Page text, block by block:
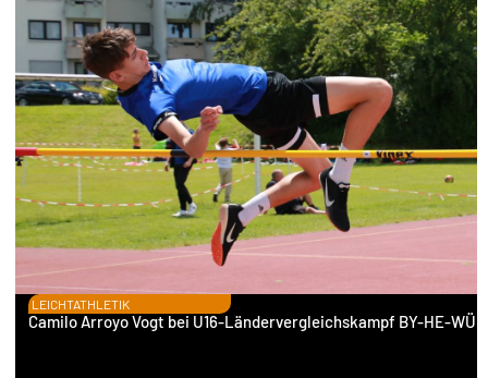
LEICHTATHLETIK
Camilo Arroyo Vogt bei U16-Ländervergleichskampf BY-HE-WÜ